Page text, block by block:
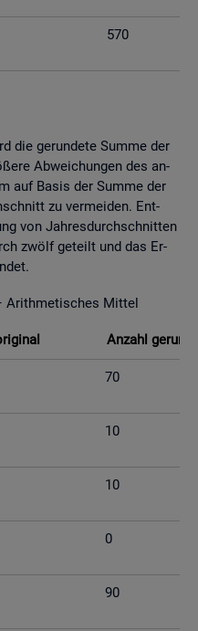
570
die ge­run­de­te Summe der
Ab­wei­chun­gen des an­
auf Basis der Summe der
zu ver­mei­den. Ent­
von Jah­res­durch­schnit­ten
zwölf ge­teilt und das Er­
Arith­me­ti­sches Mit­tel
An­zahl
70
10
10
0
90